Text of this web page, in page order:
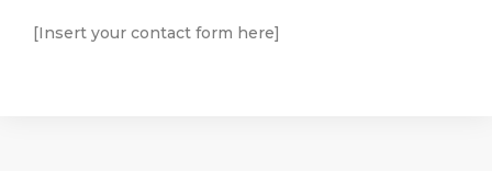
[Insert your contact form here]